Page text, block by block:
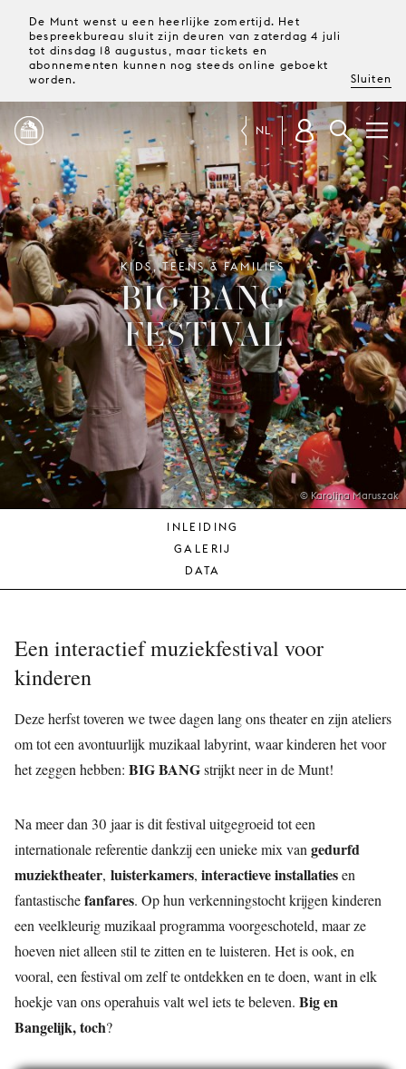
De Munt wenst u een heerlijke zomertijd. Het
bespreekbureau sluit zijn deuren van zaterdag 4 juli
tot dinsdag 18 augustus, maar tickets en
abonnementen kunnen nog steeds online geboekt
worden.
Sluiten
PROGRAMMA
MAGAZINE
TICKETS &
ABONNEMENTEN
UW
BEZOEK
JONG
PUBLIEK
DE
MUNT
ONS
NL
© Karolina Maruszak
KIDS, TEENS & FAMILIES
BIG BANG
FESTIVAL
INLEIDING
GALERIJ
DATA
Een interactief muziekfestival voor
kinderen
Deze herfst toveren we twee dagen lang ons theater en zijn ateliers
om tot een avontuurlijk muzikaal labyrint, waar kinderen het voor
het zeggen hebben: BIG BANGstrijkt neer in de Munt!
Na meer dan 30 jaar is dit festival uitgegroeid tot een
internationale referentie dankzij een unieke mix van gedurfd
muziektheater, luisterkamers, interactieve installatiesen
fantastischefanfares. Op hun verkenningstocht krijgen kinderen
een veelkleurig muzikaal programma voorgeschoteld, maar ze
hoeven niet alleen stil te zitten en te luisteren. Het is ook, en
vooral, een festival om zelf te ontdekken en te doen, want in elk
hoekje van ons operahuis valt wel iets te beleven. Big en
Bangelijk, toch?